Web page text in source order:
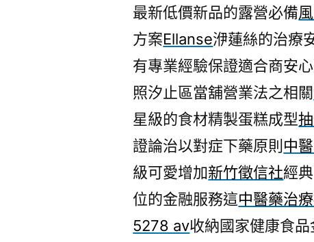
最新低價新品的露營必備
方案Ellanse洢蓮絲的治療
有專業經驗保證適合商安
照汐止區當舖營業法之相關
星級的食材精製蛋糕成型
證論治以對症下藥原則 中
級可愛增加新竹徵信社經
位的金融服務這中醫藥治
5278 av收納國家健康食